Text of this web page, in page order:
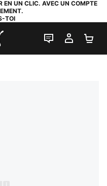
EN UN CLIC. AVEC UN COMPTE
TOI
LIVE CHAT
MON